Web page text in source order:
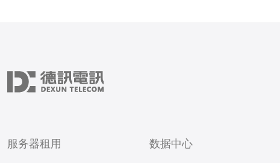
服务器租用 数据中心